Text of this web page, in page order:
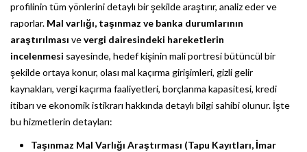
profilinin tüm yönlerini detaylı bir şekilde araştırır, analiz eder ve
raporlar. Mal varlığı, taşınmaz ve banka durumlarının
araştırılması vevergi dairesindeki hareketlerin
incelenmesi sayesinde, hedef kişinin mali portresi bütüncül bir
şekilde ortaya konur, olası mal kaçırma girişimleri, gizli gelir
kaynakları, vergi kaçırma faaliyetleri, borçlanma kapasitesi, kredi
itibarı ve ekonomik istikrarı hakkında detaylı bilgi sahibi olunur. İşte
bu hizmetlerin detayları:
Taşınmaz Mal Varlığı Araştırması (Tapu Kayıtları, İmar